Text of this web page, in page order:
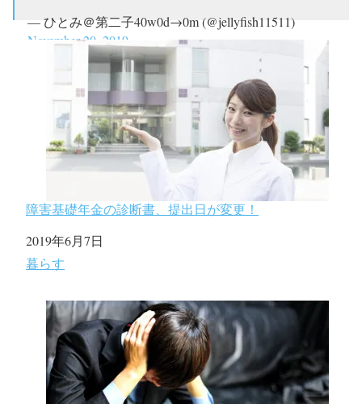
— ひとみ＠第二子40w0d→0m (@jellyfish11511)
November 20, 2019
障害基礎年金の診断書、提出日が変更！
日付
2019年6月7日
関連理由
暮らす